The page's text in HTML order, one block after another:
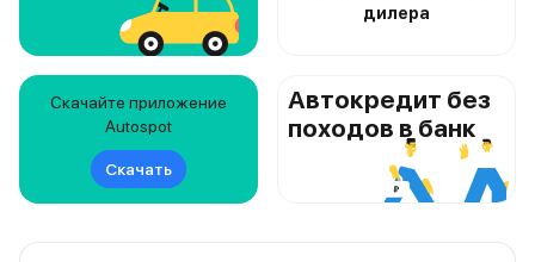
дилера
Скачайте приложение
Autospot
Скачать
Автокредит без
походов в банк